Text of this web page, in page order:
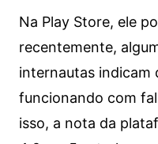
Na Play Store, ele
recentemente,
internautas indicam
funcionando com
isso, a nota da